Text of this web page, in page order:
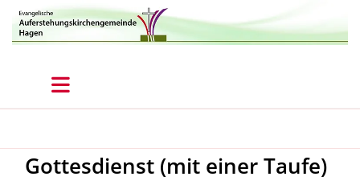
Gottesdienst (mit einer Taufe)